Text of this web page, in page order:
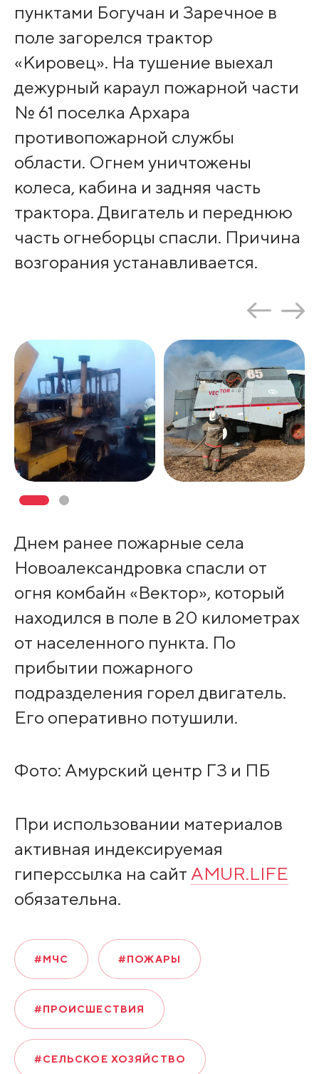
пунктами Богучан и Заречное в
поле загорелся трактор
«Кировец». На тушение выехал
дежурный караул пожарной части
№ 61 поселка Архара
противопожарной службы
области. Огнем уничтожены
колеса, кабина и задняя часть
трактора. Двигатель и переднюю
часть огнеборцы спасли. Причина
возгорания устанавливается.
Днем ранее пожарные села
Новоалександровка спасли от
огня комбайн «Вектор», который
находился в поле в 20 километрах
от населенного пункта. По
прибытии пожарного
подразделения горел двигатель.
Его оперативно потушили.
Фото: Амурский центр ГЗ и ПБ
При использовании материалов
активная индексируемая
гиперссылка на сайт AMUR.LIFE
обязательна.
#МЧС #ПОЖАРЫ
#ПРОИСШЕСТВИЯ
#СЕЛЬСКОЕ ХОЗЯЙСТВО